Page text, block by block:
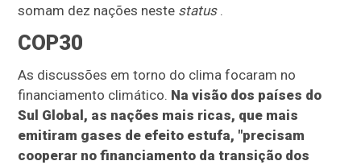
somam dez nações neste status.
COP30
As discussões em torno do clima focaram no
financiamento climático. Na visão dos países do
Sul Global, as nações mais ricas, que mais
emitiram gases de efeito estufa, "precisam
cooperar no financiamento da transição dos